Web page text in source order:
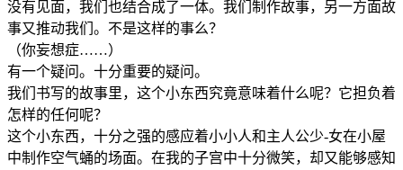
没有见面，我们也结合成了一体。我们制作故事，另一方面故
事又推动我们。不是这样的事么？
（你妄想症……）
有一个疑问。十分重要的疑问。
我们书写的故事里，这个小东西究竟意味着什么呢？它担负着
怎样的任何呢？
这个小东西，十分之强的感应着小小人和主人公少-女在小屋
中制作空气蛹的场面。在我的子宫中十分微笑，却又能够感知